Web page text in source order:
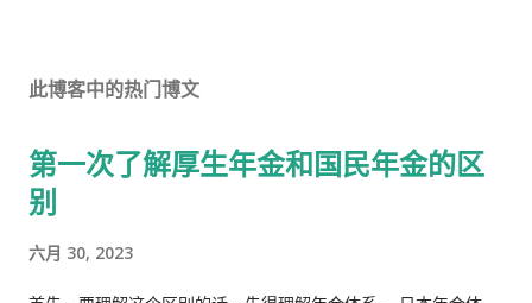
此博客中的热门博文
第一次了解厚生年金和国民年金的区
别
六月 30, 2023